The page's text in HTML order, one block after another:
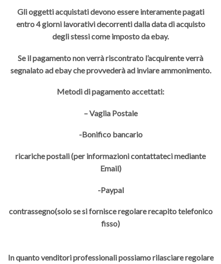
Gli oggetti acquistati devono essere interamente pagati
entro 4 giorni lavorativi decorrenti dalla data di acquisto
degli stessi come imposto da ebay.
Se il pagamento non verrà riscontrato l’acquirente verrà
segnalato ad ebay che provvederà ad inviare ammonimento.
Metodi di pagamento accettati:
– Vaglia Postale
-Bonifico bancario
ricariche postali (per informazioni contattateci mediante
Email)
-Paypal
contrassegno(solo se si fornisce regolare recapito telefonico
fisso)
In quanto venditori professionali possiamo rilasciare regolare